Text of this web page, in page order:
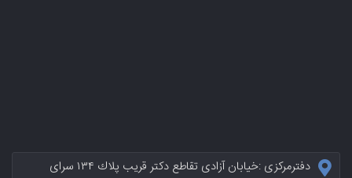
دفترمرکزی :خيابان آزادی تقاطع دکتر قریب پلاك ۱۳۴ سرای